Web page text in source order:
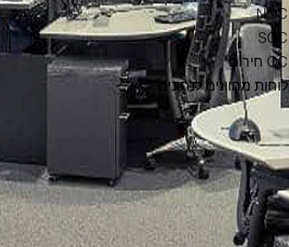
NOC
SOC
OC חירום
לוחות מחוונים לנתונים